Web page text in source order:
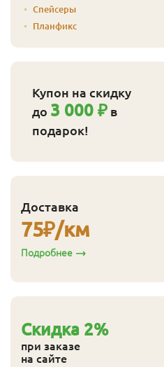
Спейсеры
Планфикс
Купон на скидку
до 3 000 ₽ в
подарок!
Доставка
75₽/км
Подробнее
Cкидка 2%
при заказе
на сайте